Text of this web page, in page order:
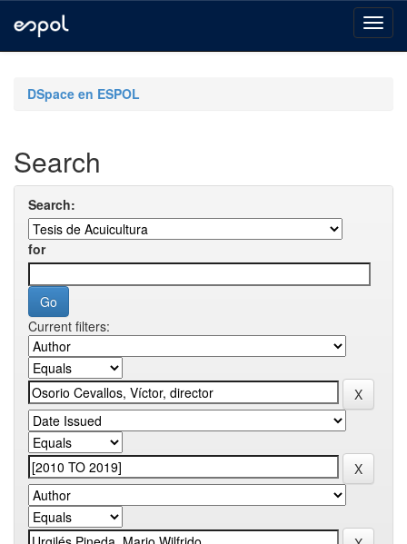
navigationDSpace en ESPOL
Search
Search:
for
Current filters: